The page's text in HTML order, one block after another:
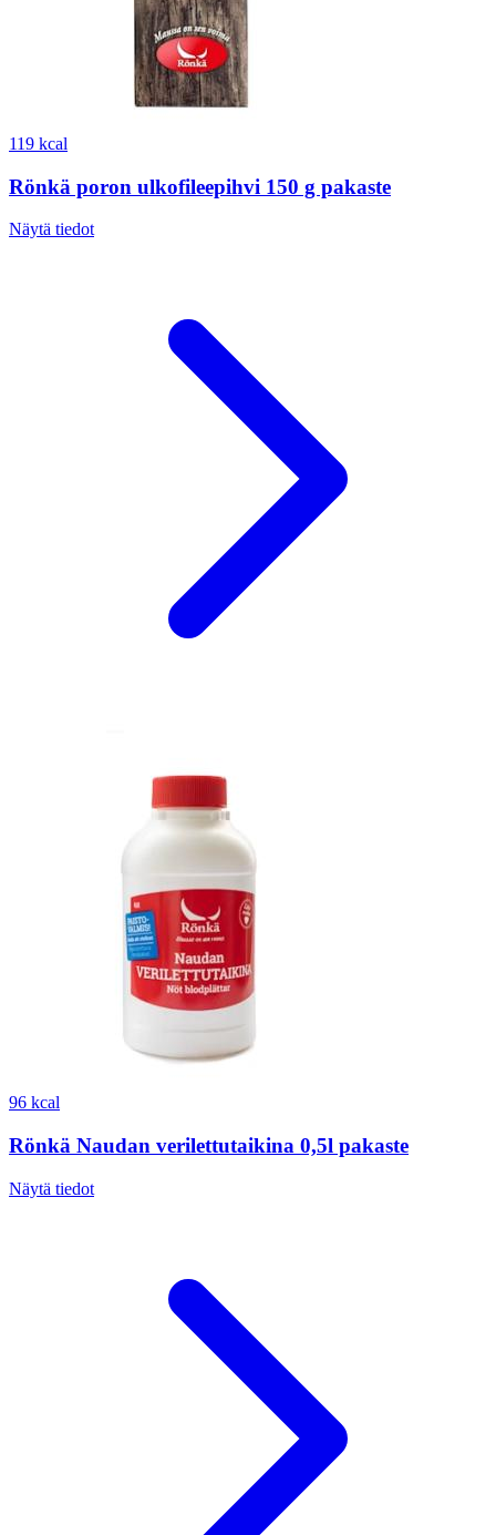
119 kcal
Rönkä poron ulkofileepihvi 150 g pakaste
Näytä tiedot
96 kcal
Rönkä Naudan verilettutaikina 0,5l pakaste
Näytä tiedot